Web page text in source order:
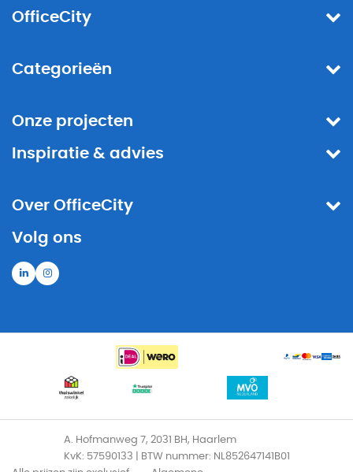
OfficeCity
Categorieën
Onze projecten
Inspiratie & advies
Over OfficeCity
Volg ons
A. Hofmanweg 7, 2031 BH, Haarlem
KvK: 57590133 | BTW nummer: NL852647141B01